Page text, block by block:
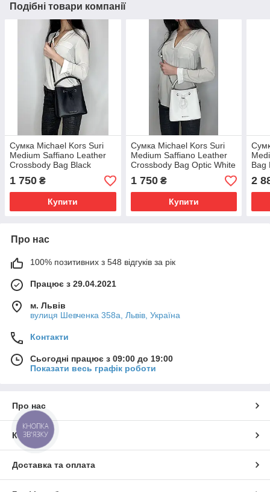
Подібні товари компанії
Сумка Michael Kors Suri
Medium Saffiano Leather
Crossbody Bag Black
(35T0SU2C5L)
1 750 ₴
Купити
Сумка Michael Kors Suri
Medium Saffiano Leather
Crossbody Bag Optic White
(35T0SU2C5L)
1 750₴
Купити
Bag
2
Про нас
100% позитивних з 548 відгуків за рік
Працює з 29.04.2021
м. Львів
вулиця Шевченка 358а, Львів, Україна
Контакти
Сьогодні працює з 09:00 до 19:00
Показати весь графік роботи
Про нас
Контакти
Доставка та оплата
КНОПКА
ЗВ'ЯЗКУ